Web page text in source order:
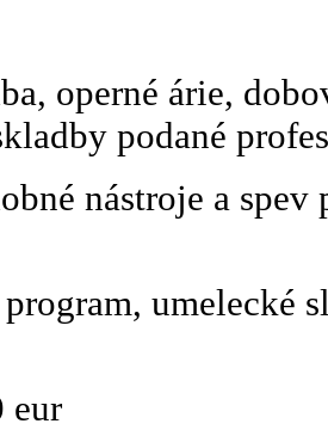
operné árie,
podané
nástroje a spev
umelecké
eur